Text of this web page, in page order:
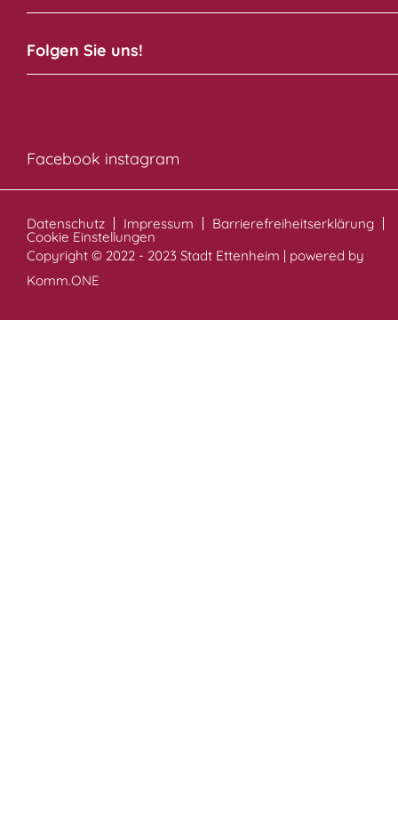
Folgen Sie uns!
Facebook instagram
Datenschutz Impressum Barrierefreiheitserklärung
Cookie Einstellungen
Copyright © 2022 - 2023 Stadt Ettenheim | powered by
Komm.ONE